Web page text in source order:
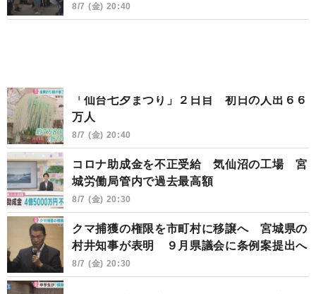
8/7 (金) 20:40
「仙台七夕まつり」２日目 初日の人出６６
万人
8/7 (金) 20:40
コロナ助成金を不正受給 気仙沼の工場 宮
城労働局管内で過去最高額
8/7 (金) 20:30
クマ捕獲の権限を市町村に移譲へ 宮城県の
村井知事が表明 ９月県議会に条例案提出へ
8/7 (金) 20:30